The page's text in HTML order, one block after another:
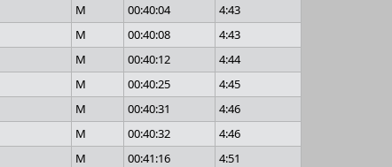
M 00:40:04
4:43
M 00:40:08
4:43
M 00:40:12
4:44
M 00:40:25
4:45
M 00:40:31
4:46
M 00:40:32
4:46
M 00:41:16
4:51